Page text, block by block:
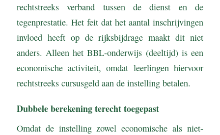
rechtstreeks verband tussen de dienst en de
tegenprestatie. Het feit dat het aantal inschrijvingen
invloed heeft op de rijksbijdrage maakt dit niet
anders. Alleen het BBL-onderwijs (deeltijd) is een
economische activiteit, omdat leerlingen hiervoor
rechtstreeks cursusgeld aan de instelling betalen.
Dubbele berekening terecht toegepast
Omdat de instelling zowel economische als niet-